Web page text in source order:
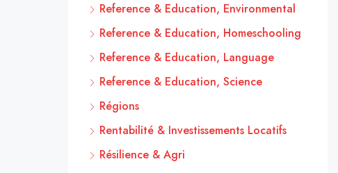
Reference & Education, Environmental
Reference & Education, Homeschooling
Reference & Education, Language
Reference & Education, Science
Régions
Rentabilité & Investissements Locatifs
Résilience & Agri